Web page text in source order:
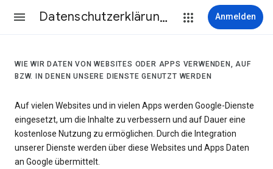
Datenschutzerklärung & Nutzungsbedingungen Anmelden
WIE WIR DATEN VON WEBSITES ODER APPS VERWENDEN, AUF
BZW. IN DENEN UNSERE DIENSTE GENUTZT WERDEN
Auf vielen Websites und in vielen Apps werden Google-Dienste
eingesetzt, um die Inhalte zu verbessern und auf Dauer eine
kostenlose Nutzung zu ermöglichen. Durch die Integration
unserer Dienste werden über diese Websites und Apps Daten
an Google übermittelt.